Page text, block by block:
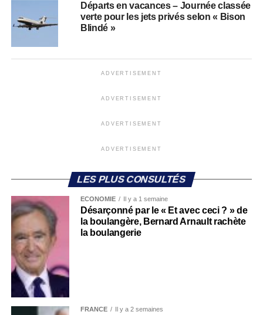
Départs en vacances – Journée classée
verte pour les jets privés selon « Bison
Blindé »
ADVERTISEMENT
ADVERTISEMENT
ADVERTISEMENT
ADVERTISEMENT
LES PLUS CONSULTÉS
ECONOMIE Il y a 1 semaine
Désarçonné par le « Et avec ceci ? » de
la boulangère, Bernard Arnault rachète
la boulangerie
FRANCE Il y a 2 semaines